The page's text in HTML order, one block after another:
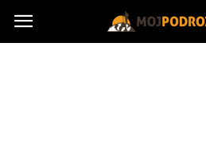
MojPodroznik.pl